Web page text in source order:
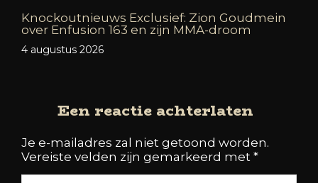
Knockoutnieuws Exclusief: Zion Goudmein
over Enfusion 163 en zijn MMA-droom
4 augustus 2026
Een reactie achterlaten
Je e-mailadres zal niet getoond worden.
Vereiste velden zijn gemarkeerd met *